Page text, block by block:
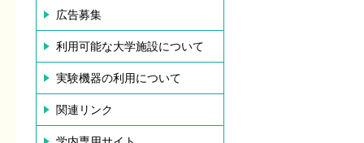
広告募集
利用可能な大学施設について
実験機器の利用について
関連リンク